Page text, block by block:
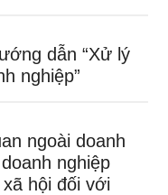
dẫn “Xử lý
nghiệp”
ngoài doanh
nghiệp
hội đối với